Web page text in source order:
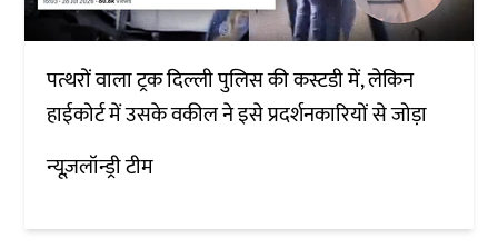
पत्थरों वाला ट्रक दिल्ली पुलिस की कस्टडी में, लेकिन
हाईकोर्ट में उसके वकील ने इसे प्रदर्शनकारियों से जोड़ा
न्यूज़लॉन्ड्री टीम